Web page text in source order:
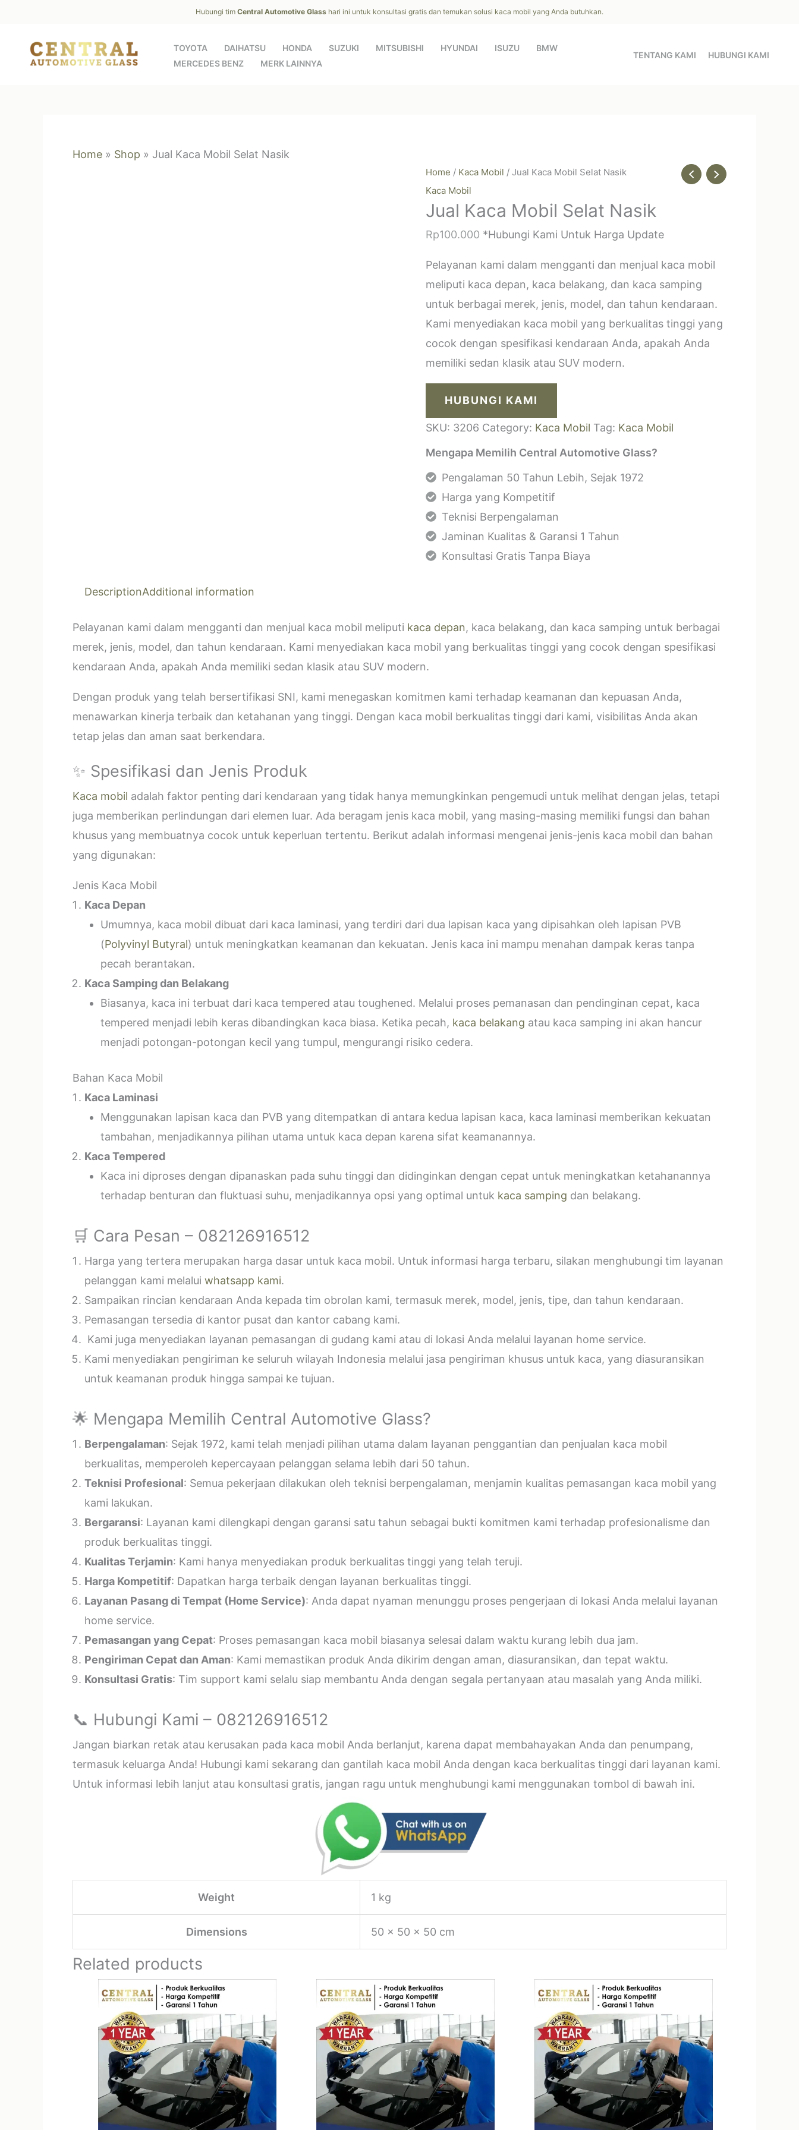
content
Hubungi tim Central Automotive Glass hari ini untuk konsultasi gratis dan temukan solusi kaca mobil yang Anda butuhkan.
TOYOTA DAIHATSU HONDA SUZUKI MITSUBISHI HYUNDAI ISUZU
BMW
MERCEDES BENZ
MERK LAINNYA
TENTANG KAMI HUBUNGI KAMI
Home » Shop » Jual Kaca Mobil Selat Nasik
Home / Kaca Mobil / Jual Kaca Mobil Selat Nasik
Kaca Mobil
Jual Kaca Mobil Selat Nasik
Rp100.000 *Hubungi Kami Untuk Harga Update
Pelayanan kami dalam mengganti dan menjual kaca mobil
meliputi kaca depan, kaca belakang, dan kaca samping
untuk berbagai merek, jenis, model, dan tahun kendaraan.
Kami menyediakan kaca mobil yang berkualitas tinggi yang
cocok dengan spesifikasi kendaraan Anda, apakah Anda
memiliki sedan klasik atau SUV modern.
HUBUNGI KAMI
SKU: 3206 Category: Kaca Mobil Tag: Kaca Mobil
Mengapa Memilih Central Automotive Glass?
Pengalaman 50 Tahun Lebih, Sejak 1972
Harga yang Kompetitif
Teknisi Berpengalaman
Jaminan Kualitas & Garansi 1 Tahun
Konsultasi Gratis Tanpa Biaya
DescriptionAdditional information
Pelayanan kami dalam mengganti dan menjual kaca mobil meliputi kaca depan, kaca belakang, dan kaca samping untuk berbagai
merek, jenis, model, dan tahun kendaraan. Kami menyediakan kaca mobil yang berkualitas tinggi yang cocok dengan spesifikasi
kendaraan Anda, apakah Anda memiliki sedan klasik atau SUV modern.
Dengan produk yang telah bersertifikasi SNI, kami menegaskan komitmen kami terhadap keamanan dan kepuasan Anda,
menawarkan kinerja terbaik dan ketahanan yang tinggi. Dengan kaca mobil berkualitas tinggi dari kami, visibilitas Anda akan
tetap jelas dan aman saat berkendara.
✨ Spesifikasi dan Jenis Produk
Kaca mobil adalah faktor penting dari kendaraan yang tidak hanya memungkinkan pengemudi untuk melihat dengan jelas, tetapi
juga memberikan perlindungan dari elemen luar. Ada beragam jenis kaca mobil, yang masing-masing memiliki fungsi dan bahan
khusus yang membuatnya cocok untuk keperluan tertentu. Berikut adalah informasi mengenai jenis-jenis kaca mobil dan bahan
yang digunakan:
Jenis Kaca Mobil
Kaca Depan
Umumnya, kaca mobil dibuat dari kaca laminasi, yang terdiri dari dua lapisan kaca yang dipisahkan oleh lapisan PVB
(Polyvinyl Butyral) untuk meningkatkan keamanan dan kekuatan. Jenis kaca ini mampu menahan dampak keras tanpa
pecah berantakan.
Kaca Samping dan Belakang
Biasanya, kaca ini terbuat dari kaca tempered atau toughened. Melalui proses pemanasan dan pendinginan cepat, kaca
tempered menjadi lebih keras dibandingkan kaca biasa. Ketika pecah, kaca belakang atau kaca samping ini akan hancur
menjadi potongan-potongan kecil yang tumpul, mengurangi risiko cedera.
Bahan Kaca Mobil
Kaca Laminasi
Menggunakan lapisan kaca dan PVB yang ditempatkan di antara kedua lapisan kaca, kaca laminasi memberikan kekuatan
tambahan, menjadikannya pilihan utama untuk kaca depan karena sifat keamanannya.
Kaca Tempered
Kaca ini diproses dengan dipanaskan pada suhu tinggi dan didinginkan dengan cepat untuk meningkatkan ketahanannya
terhadap benturan dan fluktuasi suhu, menjadikannya opsi yang optimal untuk kaca samping dan belakang.
🛒 Cara Pesan – 082126916512
Harga yang tertera merupakan harga dasar untuk kaca mobil. Untuk informasi harga terbaru, silakan menghubungi tim layanan
pelanggan kami melalui whatsapp kami.
Sampaikan rincian kendaraan Anda kepada tim obrolan kami, termasuk merek, model, jenis, tipe, dan tahun kendaraan.
Pemasangan tersedia di kantor pusat dan kantor cabang kami.
Kami juga menyediakan layanan pemasangan di gudang kami atau di lokasi Anda melalui layanan home service.
Kami menyediakan pengiriman ke seluruh wilayah Indonesia melalui jasa pengiriman khusus untuk kaca, yang diasuransikan
untuk keamanan produk hingga sampai ke tujuan.
🌟 Mengapa Memilih Central Automotive Glass?
Berpengalaman: Sejak 1972, kami telah menjadi pilihan utama dalam layanan penggantian dan penjualan kaca mobil
berkualitas, memperoleh kepercayaan pelanggan selama lebih dari 50 tahun.
Teknisi Profesional: Semua pekerjaan dilakukan oleh teknisi berpengalaman, menjamin kualitas pemasangan kaca mobil yang
kami lakukan.
Bergaransi: Layanan kami dilengkapi dengan garansi satu tahun sebagai bukti komitmen kami terhadap profesionalisme dan
produk berkualitas tinggi.
Kualitas Terjamin: Kami hanya menyediakan produk berkualitas tinggi yang telah teruji.
Harga Kompetitif: Dapatkan harga terbaik dengan layanan berkualitas tinggi.
Layanan Pasang di Tempat (Home Service): Anda dapat nyaman menunggu proses pengerjaan di lokasi Anda melalui layanan
home service.
Pemasangan yang Cepat: Proses pemasangan kaca mobil biasanya selesai dalam waktu kurang lebih dua jam.
Pengiriman Cepat dan Aman: Kami memastikan produk Anda dikirim dengan aman, diasuransikan, dan tepat waktu.
Konsultasi Gratis: Tim support kami selalu siap membantu Anda dengan segala pertanyaan atau masalah yang Anda miliki.
📞 Hubungi Kami – 082126916512
Jangan biarkan retak atau kerusakan pada kaca mobil Anda berlanjut, karena dapat membahayakan Anda dan penumpang,
termasuk keluarga Anda! Hubungi kami sekarang dan gantilah kaca mobil Anda dengan kaca berkualitas tinggi dari layanan kami.
Untuk informasi lebih lanjut atau konsultasi gratis, jangan ragu untuk menghubungi kami menggunakan tombol di bawah ini.
Weight 1 kg
Dimensions 50 × 50 × 50 cm
Related products